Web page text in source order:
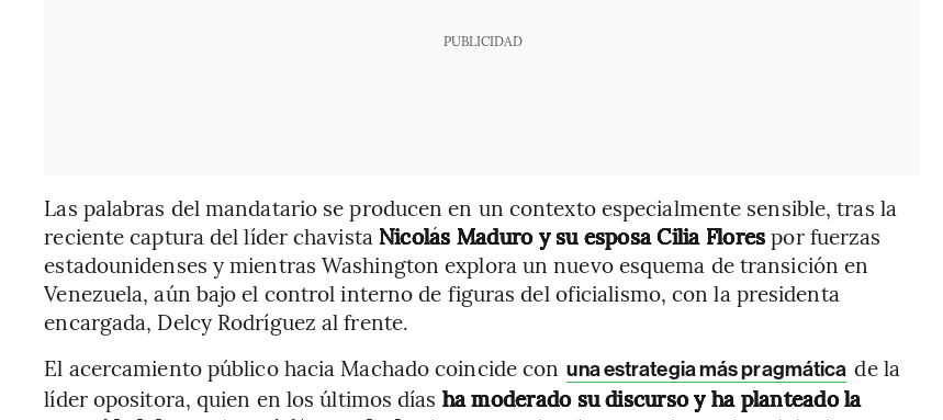
PUBLICIDAD
Las palabras del mandatario se producen en un contexto especialmente sensible, tras la
reciente captura del líder chavista Nicolás Maduro y su esposa Cilia Florespor fuerzas
estadounidenses y mientras Washington explora un nuevo esquema de transición en
Venezuela, aún bajo el control interno de figuras del oficialismo, con la presidenta
encargada, Delcy Rodríguez al frente.
El acercamiento público hacia Machado coincide con una estrategia más pragmática de la
líder opositora, quien en los últimos días ha moderado su discurso y ha planteado la